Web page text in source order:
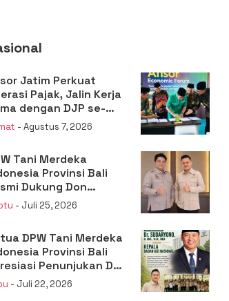
Jatim Perkuat
Pajak, Jalin Kerja
dengan DJP se-
- Agustus 7, 2026
Tani Merdeka
Provinsi Bali
Dukung Don
Mengisi Jabatan
Menteri Pertanian
- Juli 25, 2026
DPW Tani Merdeka
Provinsi Bali
Penunjukan Dr.
sebagai
Badan Gizi
- Juli 22, 2026